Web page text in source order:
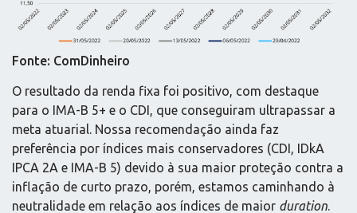
Fonte: ComDinheiro
O resultado da renda fixa foi positivo, com destaque
para o IMA-B 5+ e o CDI, que conseguiram ultrapassar a
meta atuarial. Nossa recomendação ainda faz
preferência por índices mais conservadores (CDI, IDkA
IPCA 2A e IMA-B 5) devido à sua maior proteção contra a
inflação de curto prazo, porém, estamos caminhando à
neutralidade em relação aos índices de maior duration.